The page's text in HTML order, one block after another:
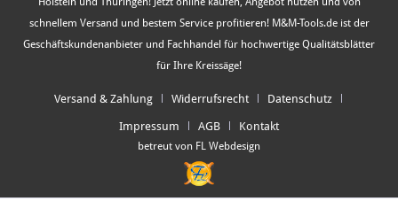
schnellem Versand und bestem Service profitieren! M&M-Tools.de ist der
Geschäftskundenanbieter und Fachhandel für hochwertige Qualitätsblätter
für Ihre Kreissäge!
Versand & Zahlung Widerrufsrecht Datenschutz
Impressum AGB Kontakt
betreut von FL Webdesign